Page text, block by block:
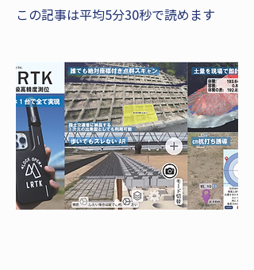
この記事は平均5分30秒で読めます